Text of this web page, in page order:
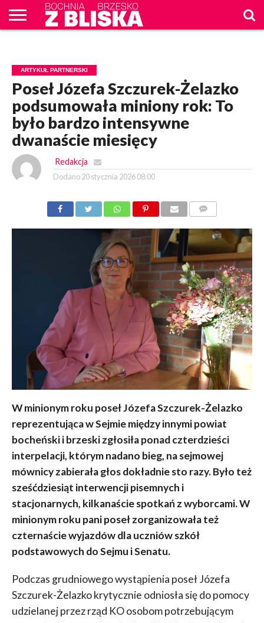
ARTYKUŁ PARTNERSKI
Poseł Józefa Szczurek-Żelazko
podsumowała miniony rok: To
było bardzo intensywne
dwanaście miesięcy
Redakcja
Dodano 20 stycznia 2026 08:00
W minionym roku poseł Józefa Szczurek-Żelazko
reprezentująca w Sejmie między innymi powiat
bocheński i brzeski zgłosiła ponad czterdzieści
interpelacji, którym nadano bieg, na sejmowej
mównicy zabierała głos dokładnie sto razy. Było też
sześćdziesiąt interwencji pisemnych i
stacjonarnych, kilkanaście spotkań z wyborcami. W
minionym roku pani poseł zorganizowała też
czternaście wyjazdów dla uczniów szkół
podstawowych do Sejmu i Senatu.
Podczas grudniowego wystąpienia poseł Józefa
Szczurek-Żelazko krytycznie odniosła się do pomocy
udzielanej przez rząd KO osobom potrzebującym